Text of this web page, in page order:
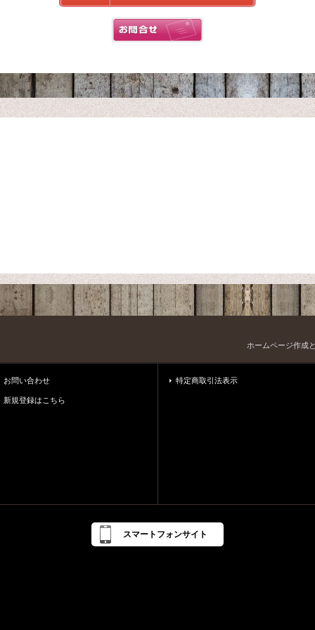
ホームページ作成
お問い合わせ
新規登録はこちら
特定商取引法表示
スマートフォンサイト